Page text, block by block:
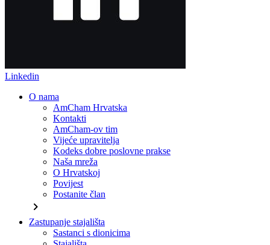
Linkedin
O nama
AmCham Hrvatska
Kontakti
AmCham-ov tim
Vijeće upravitelja
Kodeks dobre poslovne prakse
Naša mreža
O Hrvatskoj
Povijest
Postanite član
chevron_right
Zastupanje stajališta
Sastanci s dionicima